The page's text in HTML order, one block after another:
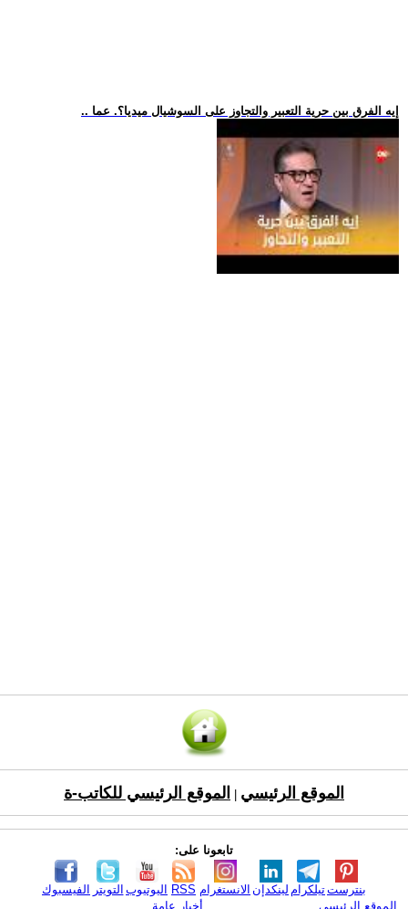
.. إيه الفرق بين حرية التعبير والتجاوز على السوشيال ميديا؟. عما
الموقع الرئيسي الموقع الرئيسي للكاتب-ة
تابعونا على:
الفيسبوك التويتر اليوتيوب RSS الانستغرام لينكدإن تيلكرامبنترست
الموقع الرئيسي
أخبار عامة